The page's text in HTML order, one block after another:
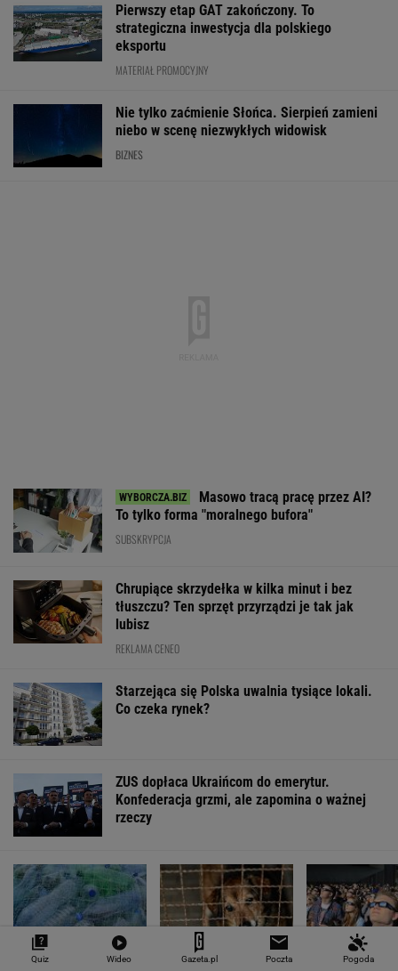
Pierwszy etap GAT zakończony. To
strategiczna inwestycja dla polskiego
eksportu
MATERIAŁ PROMOCYJNY
Nie tylko zaćmienie Słońca. Sierpień zamieni
niebo w scenę niezwykłych widowisk
BIZNES
Masowo tracą pracę przez AI?
To tylko forma "moralnego bufora"
SUBSKRYPCJA
Chrupiące skrzydełka w kilka minut i bez
tłuszczu? Ten sprzęt przyrządzi je tak jak
lubisz
REKLAMA CENEO
Starzejąca się Polska uwalnia tysiące lokali.
Co czeka rynek?
ZUS dopłaca Ukraińcom do emerytur.
Konfederacja grzmi, ale zapomina o ważnej
rzeczy
Quiz Wideo Gazeta.pl Poczta Pogoda